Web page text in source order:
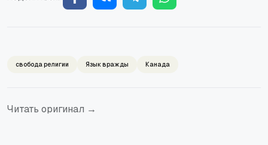
свобода религии Язык вражды Канада
Читать оригинал →